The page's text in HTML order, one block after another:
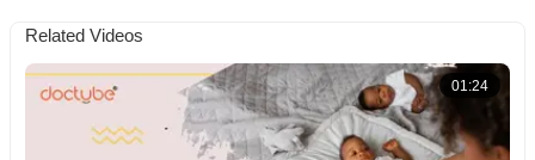
Related Videos
01:24